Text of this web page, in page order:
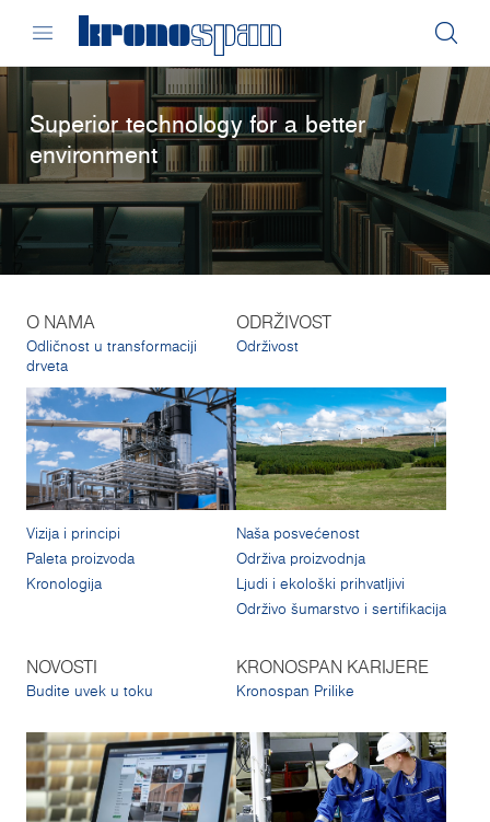
Superior technology for a better
environment
O NAMA
Odličnost u transformaciji
drveta
Vizija i principi
Paleta proizvoda
Kronologija
ODRŽIVOST
Održivost
Naša posvećenost
Održiva proizvodnja
Ljudi i ekološki prihvatljivi
Održivo šumarstvo i sertifikacija
NOVOSTI
Budite uvek u toku
KRONOSPAN KARIJERE
Kronospan Prilike